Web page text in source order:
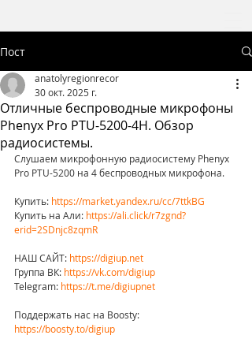
Пост
Отличные беспроводные микрофоны
Phenyx Pro PTU-5200-4H. Обзор
радиосистемы.
anatolyregionrecor
30 окт. 2025 г.
Слушаем микрофонную радиосистему Phenyx
Pro PTU-5200 на 4 беспроводных микрофона.
Купить: https://market.yandex.ru/cc/7ttkBG
Купить на Али: https://ali.click/r7zgnd?
erid=2SDnjc8zqmR
НАШ САЙТ: https://digiup.net
Группа ВК: https://vk.com/digiup
Telegram: https://t.me/digiupnet
Поддержать нас на Boosty:
https://boosty.to/digiup